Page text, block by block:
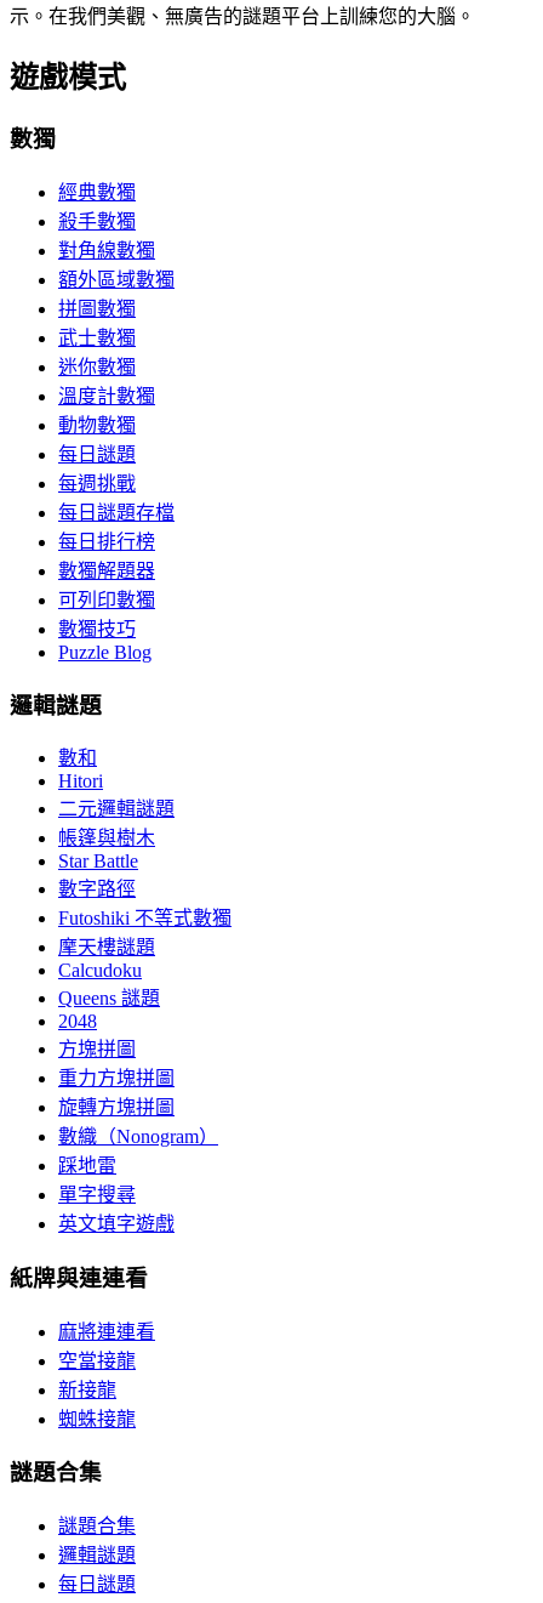
示。在我們美觀、無廣告的謎題平台上訓練您的大腦。
遊戲模式
數獨
經典數獨
殺手數獨
對角線數獨
額外區域數獨
拼圖數獨
武士數獨
迷你數獨
溫度計數獨
動物數獨
每日謎題
每週挑戰
每日謎題存檔
每日排行榜
數獨解題器
可列印數獨
數獨技巧
Puzzle Blog
邏輯謎題
數和
Hitori
二元邏輯謎題
帳篷與樹木
Star Battle
數字路徑
Futoshiki 不等式數獨
摩天樓謎題
Calcudoku
Queens 謎題
2048
方塊拼圖
重力方塊拼圖
旋轉方塊拼圖
數織（Nonogram）
踩地雷
單字搜尋
英文填字遊戲
紙牌與連連看
麻將連連看
空當接龍
新接龍
蜘蛛接龍
謎題合集
謎題合集
邏輯謎題
每日謎題